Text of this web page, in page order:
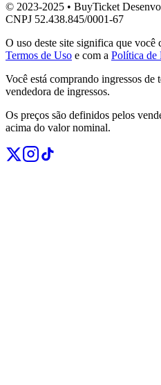
© 2023-2025 • BuyTicket
CNPJ 52.438.845/0001-67
O uso deste site significa que você
Termos de Uso e com a Política de
Você está comprando ingressos
vendedora de ingressos.
Os preços são definidos pelos
acima do valor nominal.